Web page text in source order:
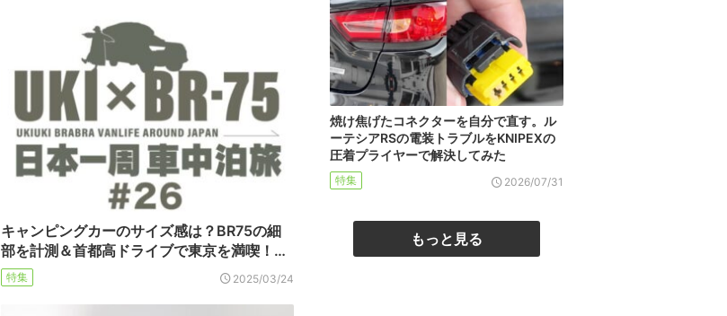
キャンピングカーのサイズ感は？BR75の細
部を計測＆首都高ドライブで東京を満喫！…
特集 2025/03/24
焼け焦げたコネクターを自分で直す。ル
ーテシアRSの電装トラブルをKNIPEXの
圧着プライヤーで解決してみた
特集 2026/07/31
もっと見る